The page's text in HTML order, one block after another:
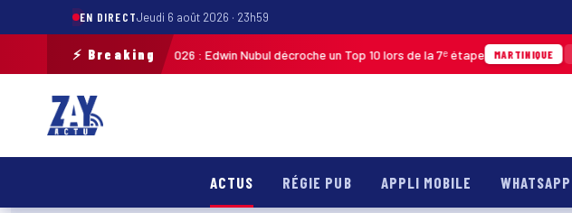
EN DIRECTJeudi 6 août 2026 · 23h59
⚡ Breaking
de Guadeloupe 2026 : Edwin Nubul décroche un Top 10 lors de la 7ᵉ étape MARTINIQUE Hier · 13h48
ACTUS RÉGIE PUB APPLI MOBILE WHATSAPP